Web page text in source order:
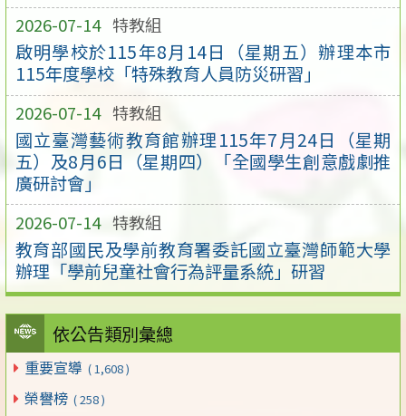
2026-07-14 特教組
啟明學校於115年8月14日（星期五）辦理本市
115年度學校「特殊教育人員防災研習」
2026-07-14 特教組
國立臺灣藝術教育館辦理115年7月24日（星期
五）及8月6日（星期四）「全國學生創意戲劇推
廣研討會」
2026-07-14 特教組
教育部國民及學前教育署委託國立臺灣師範大學
辦理「學前兒童社會行為評量系統」研習
依公告類別彙總
重要宣導 ( 1,608 )
榮譽榜 ( 258 )